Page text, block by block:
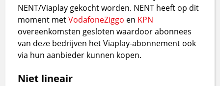
NENT/Viaplay gekocht worden. NENT heeft op dit
moment metVodafoneZiggo en KPN
overeenkomsten gesloten waardoor abonnees
van deze bedrijven het Viaplay-abonnement ook
via hun aanbieder kunnen kopen.
Niet lineair